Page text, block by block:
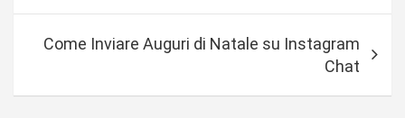
a
Come Inviare Auguri di Natale su Instagram
Chat